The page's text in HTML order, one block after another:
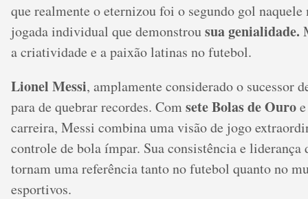
que realmente o eternizou foi o segundo gol
jogada individual que demonstrousua genialidade.
a criatividade e a paixão latinas no futebol.
Lionel Messi, amplamente considerado o sucessor
para de quebrar recordes. Comsete Bolas de Ouro
carreira, Messi combina uma visão de jogo
controle de bola ímpar. Sua consistência e liderança
tornam uma referência tanto no futebol quanto no
esportivos.